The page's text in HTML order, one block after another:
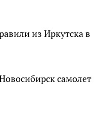
из Иркутска в
самолет